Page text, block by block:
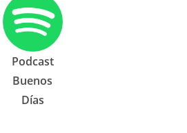
Podcast
Buenos
Días